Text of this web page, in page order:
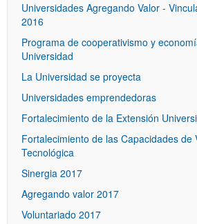
Universidades Agregando Valor -
2016
Programa de cooperativismo y
Universidad
La Universidad se proyecta
Universidades emprendedoras
Fortalecimiento de la Extensión
Fortalecimiento de las Capacidades de
Tecnológica
Sinergia 2017
Agregando valor 2017
Voluntariado 2017